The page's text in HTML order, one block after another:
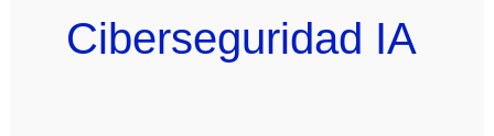
Ciberseguridad IA